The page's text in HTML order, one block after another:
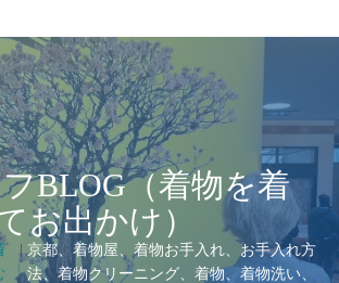
BLOG（着物を着
お出かけ）
|京都、着物屋、着物お手入れ、お手入れ方
法、着物クリーニング、着物、着物洗い、